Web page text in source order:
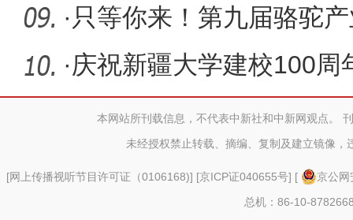
动在博
· 只等你来！第九届骆驼
即
·庆祝新疆大学建校100周
本网站所刊载信息，不代表中新社和中新网观点。
未经授权禁止转载、摘编、复制及建立镜像，
[网上传播视听节目许可证（0106168)] [京ICP证040655号] [
京公
总机：86-10-